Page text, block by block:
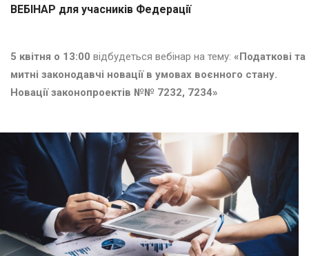
ВЕБІНАР для учасників Федерації
5 квітня о 13:00 відбудеться вебінар на тему: «Податкові та
митні законодавчі новації в умовах воєнного стану.
Новації законопроектів №№ 7232, 7234»